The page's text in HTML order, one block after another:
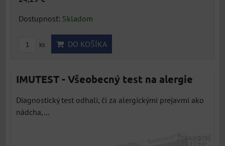
Dostupnosť: Skladom
ks DO KOŠÍKA
IMUTEST - Všeobecný test na alergie
Diagnostický test odhalí, či za alergickými prejavmi ako
nádcha,...